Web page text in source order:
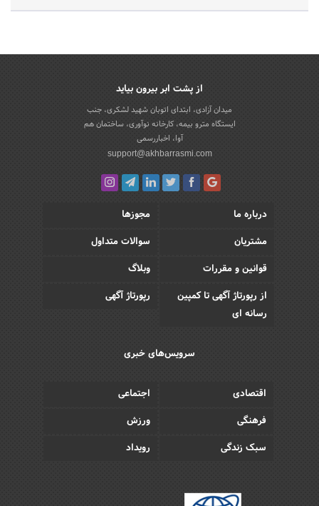
از پشت ابر بیرون بیاید
میدان آزادی، ابتدای اتوبان شهید لشکری، جنب
ایستگاه مترو بیمه، کارخانه نوآوری، ساختمان هم
آوا، اخباررسمی
support@akhbarrasmi.com
درباره ما
مجوزها
مشتریان
سوالات متداول
قوانین و مقررات
وبلاگ
از رپورتاژ آگهی تا کمپین
رسانه ای
رپورتاژ آگهی
سرویس‌های خبری
اقتصادی
اجتماعی
فرهنگی
ورزش
سبک زندگی
رویداد